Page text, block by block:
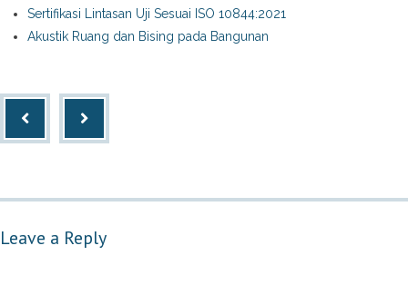
Sertifikasi Lintasan Uji Sesuai ISO 10844:2021
Akustik Ruang dan Bising pada Bangunan
Leave a Reply